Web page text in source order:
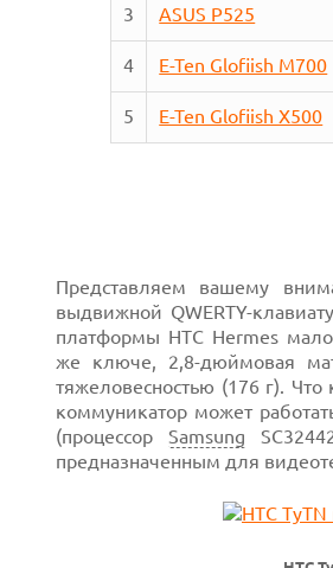
3 ASUS P525
4 E-Ten Glofiish M700
5 E-Ten Glofiish X500
Представляем вашему
выдвижной QWERTY-
платформы HTC Hermes
же ключе, 2,8-дюймовая
тяжеловесностью (176 г).
коммуникатор может
(процессорSamsung
предназначенным для